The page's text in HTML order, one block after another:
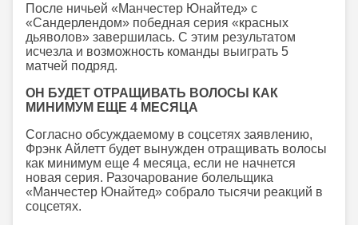
После ничьей «Манчестер Юнайтед» с
«Сандерлендом» победная серия «красных
дьяволов» завершилась. С этим результатом
исчезла и возможность команды выиграть 5
матчей подряд.
ОН БУДЕТ ОТРАЩИВАТЬ ВОЛОСЫ КАК
МИНИМУМ ЕЩЕ 4 МЕСЯЦА
Согласно обсуждаемому в соцсетях заявлению,
Фрэнк Айлетт будет вынужден отращивать волосы
как минимум еще 4 месяца, если не начнется
новая серия. Разочарование болельщика
«Манчестер Юнайтед» собрало тысячи реакций в
соцсетях.